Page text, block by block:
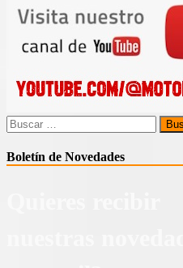
Buscar:
Boletín de Novedades